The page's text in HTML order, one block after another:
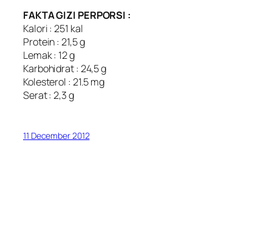
FAKTA GIZI PERPORSI :
Kalori : 251 kal
Protein : 21,5 g
Lemak : 12 g
Karbohidrat : 24,5 g
Kolesterol : 21.5 mg
Serat : 2,3 g
11 December 2012